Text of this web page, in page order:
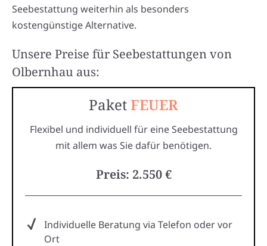
Seebestattung weiterhin als besonders
kostengünstige Alternative.
Unsere Preise für Seebestattungen von
Olbernhau aus:
PaketFEUER
Flexibel und individuell für eine Seebestattung
mit allem was Sie dafür benötigen.
Preis: 2.550 €
Individuelle Beratung via Telefon oder vor
Ort